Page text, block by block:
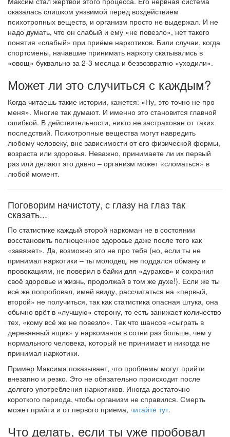
оказалась слишком уязвимой перед воздействием
психотропных веществ, и организм просто не выдержал. И не
надо думать, что он слабый и ему «не повезло», нет такого
понятия «слабый» при приёме наркотиков. Били случаи, когда
спортсмены, начавшие принимать наркоту скатывались в
«овощ» буквально за 2-3 месяца и безвозвратно «уходили».
Может ли это случиться с каждым?
Когда читаешь такие истории, кажется: «Ну, это точно не про
меня». Многие так думают. И именно это становится главной
ошибкой. В действительности, никто не застрахован от таких
последствий. Психотропные вещества могут навредить
любому человеку, вне зависимости от его физической формы,
возраста или здоровья. Неважно, принимаете ли их первый
раз или делают это давно – организм может «сломаться» в
любой момент.
Поговорим начистоту, с глазу на глаз так
сказать...
По статистике каждый второй наркоман не в состоянии
восстановить полноценное здоровье даже после того как
«завяжет». Да, возможно это не про тебя (но, если ты не
принимал наркотики – ты молодец, не поддался обману и
провокациям, не поверил в байки для «дураков» и сохранил
своё здоровье и жизнь, продолжай в том же духе!). Если же ты
всё же попробовал, имей ввиду, рассчитаться на «первый,
второй» не получиться, так как статистика опасная штука, она
обычно врёт в «лучшую» сторону, то есть занижает количество
тех, «кому всё же не повезло». Так что шансов «сыграть в
деревянный ящик» у наркоманов в сотни раз больше, чем у
нормального человека, который не принимает и никогда не
принимал наркотики.
Пример Максима показывает, что проблемы могут прийти
внезапно и резко. Это не обязательно происходит после
долгого употребления наркотиков. Иногда достаточно
короткого периода, чтобы организм не справился. Смерть
может прийти и от первого приема, читайте тут.
Что делать, если ты уже пробовал